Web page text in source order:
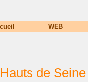
WEB
Hauts de